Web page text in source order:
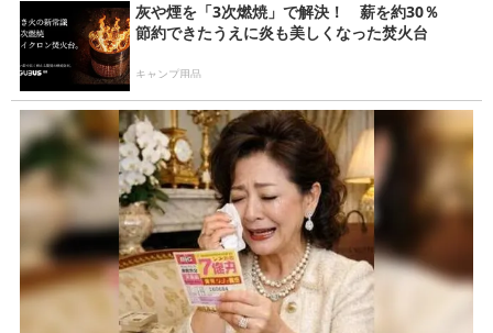
灰や煙を「3次燃焼」で解決！ 薪を約30％
節約できたうえに炎も美しくなった焚火台
キャンプ用品